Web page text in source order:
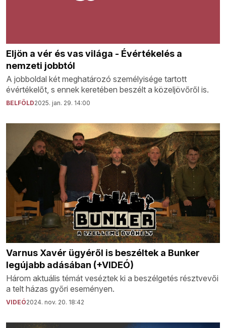
Eljön a vér és vas világa - Évértékelés a
nemzeti jobbtól
A jobboldal két meghatározó személyisége tartott
évértékelőt, s ennek keretében beszélt a közeljövőről is.
BELFÖLD2025. jan. 29. 14:00
Varnus Xavér ügyéről is beszéltek a Bunker
legújabb adásában (+VIDEÓ)
Három aktuális témát veséztek ki a beszélgetés résztvevői
a telt házas győri eseményen.
VIDEÓ2024. nov. 20. 18:42